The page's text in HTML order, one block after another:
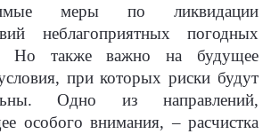
меры по ликвидации
неблагоприятных погодных
Но также важно на будущее
при которых риски будут
Одно из направлений,
особого внимания, – расчистка